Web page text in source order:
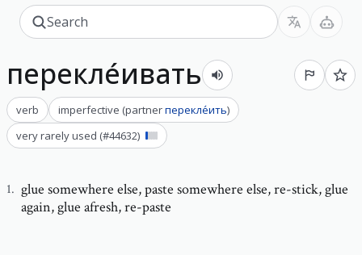
перекле́ивать
verb imperfective (partnerперекле́ить)
very rarely used (#44632)
1. glue somewhere else,paste somewhere else, re-stick, glue
again, glue afresh, re-paste